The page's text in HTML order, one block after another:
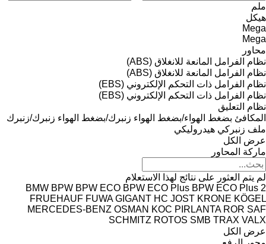
ملم
هيكل
Mega
Mega
محاور
نظام الفرامل المانعة للانغلاق (ABS)
نظام الفرامل المانعة للانغلاق (ABS)
نظام الفرامل ذات التحكم الإلكتروني (EBS)
نظام الفرامل ذات التحكم الإلكتروني (EBS)
نظام التعليق
المكافئ بضغط الهواء/بضغط الهواء زنبرك/بضغط الهواء زنبرك/زنبرك
ملف زنبركي هيدروليكي
عرض الكل
ماركة المحاور
لم يتم العثور على نتائج لهذا الاستعلام
BMW BPW BPW ECO BPW ECO Plus BPW ECO Plus 2
FRUEHAUF FUWA GIGANT HC JOST KRONE KÖGEL
MERCEDES-BENZ OSMAN KOC PIRLANTA ROR SAF
SCHMITZ ROTOS SMB TRAX VALX
عرض الكل